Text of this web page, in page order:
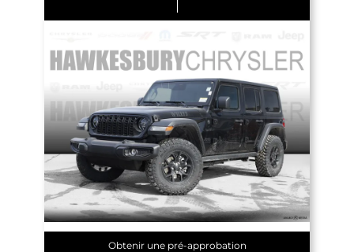
Obtenir une pré-approbation